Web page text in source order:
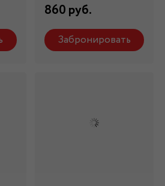
860 руб.
Забронировать